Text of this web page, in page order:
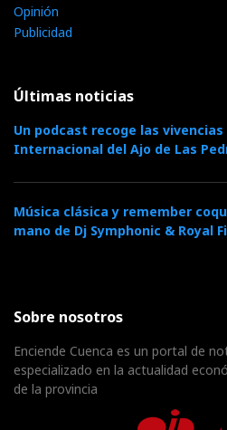
Opinión
Publicidad
Últimas noticias
Un podcast recoge las
Internacional del Ajo de Las
Música clásica y remember
mano de Dj Symphonic & Royal
Sobre nosotros
Enciende Cuenca es un portal de
especializado en la actualidad
de la provincia